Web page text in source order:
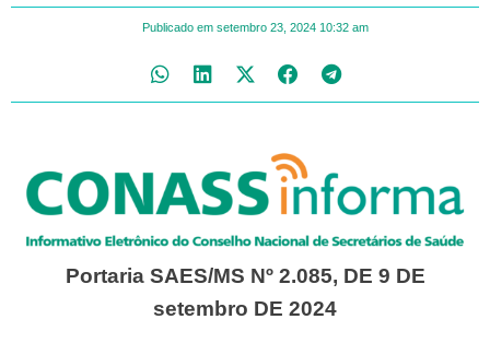
Publicado em setembro 23, 2024 10:32 am
Portaria SAES/MS Nº 2.085, DE 9 DE
setembro DE 2024